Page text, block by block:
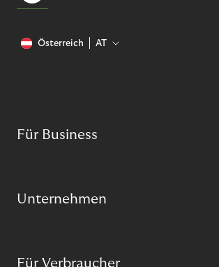
Österreich AT
Für Business
Unternehmen
Für Verbraucher